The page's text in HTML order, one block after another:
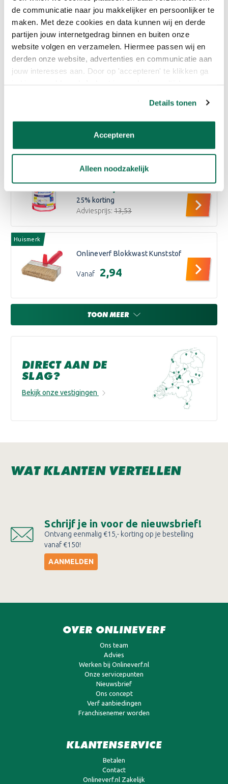
de communicatie naar jou makkelijker en persoonlijker te
maken. Met deze cookies en data kunnen wij en derde
partijen jouw internetgedrag binnen en buiten onze
website volgen en verzamelen. Hiermee passen wij en
derden onze website, advertenties en communicatie aan
jouw interesses aan. Door op 'accepteren' te klikken ga
Details tonen
Accepteren
Alleen noodzakelijk
Eigenschappen
Reviews
Bijpassende producten
Adviesprijs:€2,67
Tesa Easy Cover 2in1 afdekfolie
€10,15
25% korting
Adviesprijs: €13,53
Huismerk
Onlineverf Blokkwast Kunststof
Vanaf €2,94
TOON MEER
DIRECT AAN DE
SLAG?
Bekijk onze vestigingen
WAT KLANTEN VERTELLEN
Schrijf je in voor de nieuwsbrief!
Ontvang eenmalig €15,- korting op je bestelling
vanaf €150!
AANMELDEN
OVER ONLINEVERF
Ons team
Advies
Werken bij Onlineverf.nl
Onze servicepunten
Nieuwsbrief
Ons concept
Verf aanbiedingen
Franchisenemer worden
KLANTENSERVICE
Betalen
Contact
Onlineverf.nl Zakelijk